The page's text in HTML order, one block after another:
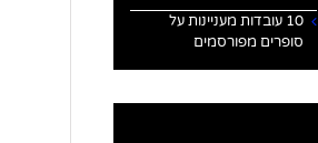
10 עובדות מעניינות על
סופרים מפורסמים